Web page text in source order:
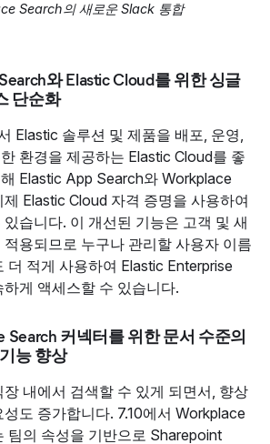
Search의 새로운 Slack 통합
와 Elastic Cloud를 위한 싱글
단순화
Elastic 솔루션 및 제품을 배포, 운영,
환경을 제공하는 Elastic Cloud를 좋
Elastic App Search와 Workplace
Elastic Cloud 자격 증명을 사용하여
습니다. 이 개선된 기능은 고객 및 새
용되므로 누구나 관리할 사용자 이름
더 적게 사용하여 Elastic Enterprise
게 액세스할 수 있습니다.
Search 커넥터를 위한 문서 수준의
능 향상
내에서 검색할 수 있게 되면서, 향상
도 증가합니다. 7.10에서 Workplace
팀의 속성을 기반으로 Sharepoint